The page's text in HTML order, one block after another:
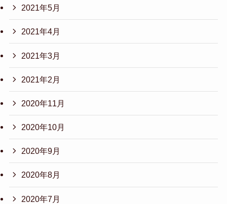
2021年5月
2021年4月
2021年3月
2021年2月
2020年11月
2020年10月
2020年9月
2020年8月
2020年7月